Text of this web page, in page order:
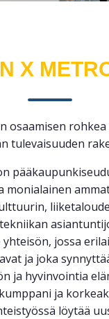
X
osaamisen
tulevaisuuden
monialainen
jossa
ja joka
ja hyvinvointia
ja
löytää